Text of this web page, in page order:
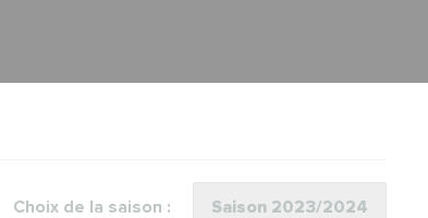
Choix de la saison :